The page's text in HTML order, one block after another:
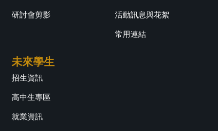
研討會剪影 活動訊息與花絮
常用連結
未來學生
招生資訊
高中生專區
就業資訊